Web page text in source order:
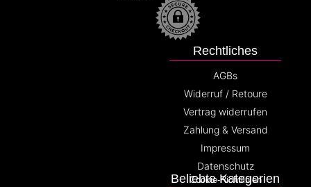
Beliebte Kategorien
Rechtliches
AGBs
Widerruf / Retoure
Vertrag widerrufen
Zahlung & Versand
Impressum
Datenschutz
Cookie-Richtlinien